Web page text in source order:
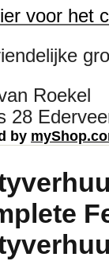
voor het
Roekel
28
by